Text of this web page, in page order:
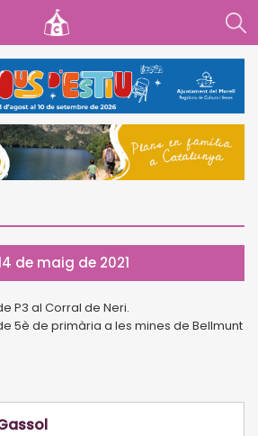
de maig de 2021
P3 al Corral de Neri.
5è de primària a les mines de Bellmunt